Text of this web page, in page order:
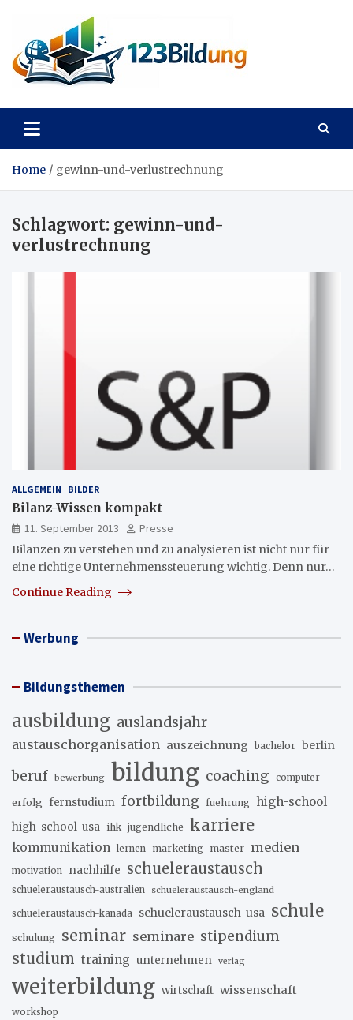
content
123Bildung
Home gewinn-und-verlustrechnung
Schlagwort: gewinn-und-
verlustrechnung
ALLGEMEIN BILDER
Bilanz-Wissen kompakt
11. September 2013
Presse
Bilanzen zu verstehen und zu analysieren ist nicht nur für
eine richtige Unternehmenssteuerung wichtig. Denn nur…
Continue Reading
Werbung
Bildungsthemen
ausbildung auslandsjahr
austauschorganisation auszeichnung bachelor berlin
beruf bewerbung bildung coaching computer
erfolg fernstudium fortbildung fuehrung high-school
high-school-usa ihk jugendliche karriere
kommunikation lernen marketing master medien
motivation nachhilfe schueleraustausch
schueleraustausch-australien schueleraustausch-england
schueleraustausch-kanada schueleraustausch-usa schule
schulung seminar seminare stipendium
studium training unternehmen verlag
weiterbildung wirtschaft wissenschaft
workshop